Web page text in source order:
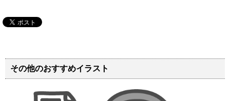
その他のおすすめイラスト